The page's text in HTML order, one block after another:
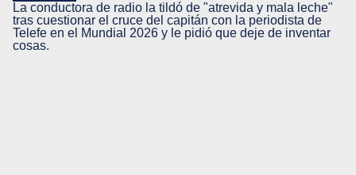
La conductora de radio la tildó de "atrevida y mala leche"
tras cuestionar el cruce del capitán con la periodista de
Telefe en el Mundial 2026 y le pidió que deje de inventar
cosas.